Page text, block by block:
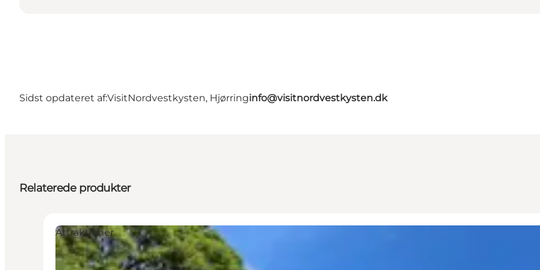
Sidst opdateret af:VisitNordvestkysten, Hjørringinfo@visitnordvestkysten.dk
Relaterede produkter
Attraktioner